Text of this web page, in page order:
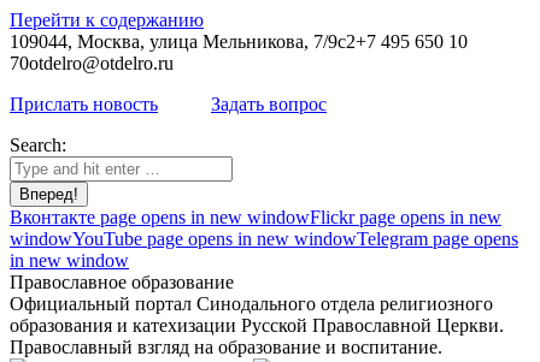
Перейти к содержанию
109044, Москва, улица Мельникова, 7/9с2+7 495 650 10
70otdelro@otdelro.ru
Прислать новость
Задать вопрос
Search:
Вконтакте page opens in new windowFlickr page opens in new
windowYouTube page opens in new windowTelegram page opens
in new window
Православное образование
Официальный портал Синодального отдела религиозного
образования и катехизации Русской Православной Церкви.
Православный взгляд на образование и воспитание.